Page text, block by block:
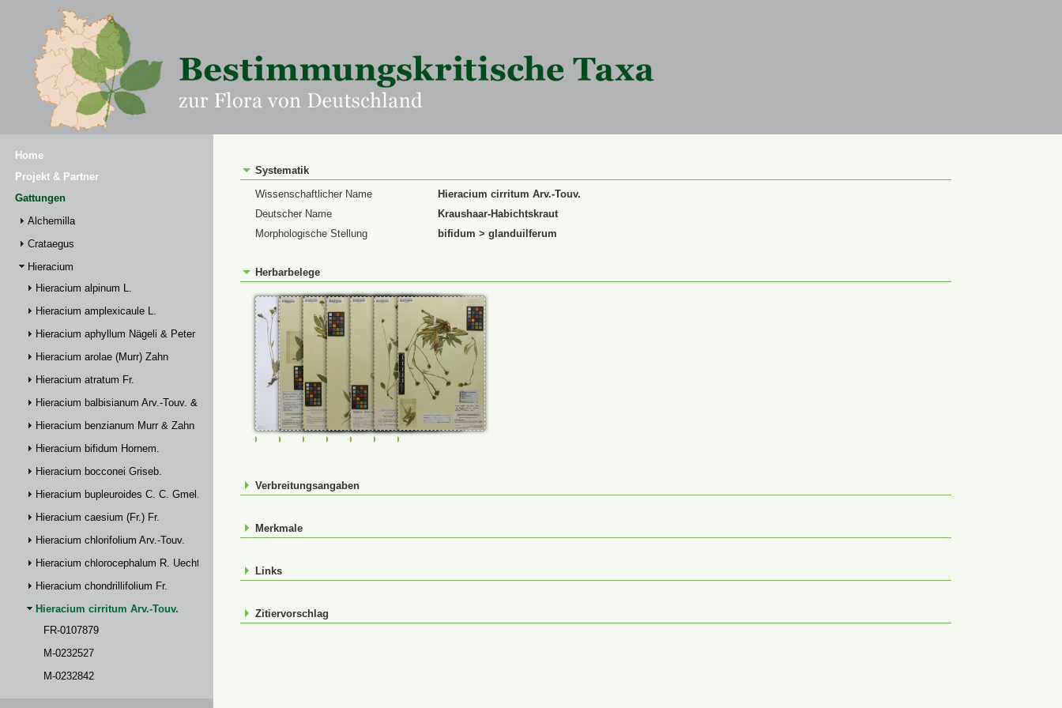
Home
Projekt & Partner
Gattungen
Alchemilla
Crataegus
Hieracium
Hieracium alpinum L.
Hieracium amplexicaule L.
Hieracium aphyllum Nägeli & Peter
Hieracium arolae (Murr) Zahn
Hieracium atratum Fr.
Hieracium balbisianum Arv.-Touv. & Briq.
Hieracium benzianum Murr & Zahn
Hieracium bifidum Hornem.
Hieracium bocconei Griseb.
Hieracium bupleuroides C. C. Gmel.
Hieracium caesium (Fr.) Fr.
Hieracium chlorifolium Arv.-Touv.
Hieracium chlorocephalum R. Uechtr.
Hieracium chondrillifolium Fr.
Hieracium cirritum Arv.-Touv.
FR-0107879
M-0232527
M-0232842
Systematik
Wissenschaftlicher Name
Hieracium cirritum Arv.-Touv.
Deutscher Name
Kraushaar-Habichtskraut
Morphologische Stellung
bifidum > glanduilferum
Herbarbelege
FR-0107879M-0232527M-0232842M-0232844M-0232845M-0232848
Verbreitungsangaben
Merkmale
Links
Zitiervorschlag